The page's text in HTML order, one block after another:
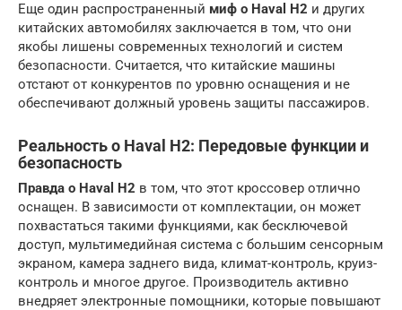
Еще один распространенный миф о Haval H2 и других
китайских автомобилях заключается в том, что они
якобы лишены современных технологий и систем
безопасности. Считается, что китайские машины
отстают от конкурентов по уровню оснащения и не
обеспечивают должный уровень защиты пассажиров.
Реальность о Haval H2: Передовые функции и
безопасность
Правда о Haval H2 в том, что этот кроссовер отлично
оснащен. В зависимости от комплектации, он может
похвастаться такими функциями, как бесключевой
доступ, мультимедийная система с большим сенсорным
экраном, камера заднего вида, климат-контроль, круиз-
контроль и многое другое. Производитель активно
внедряет электронные помощники, которые повышают